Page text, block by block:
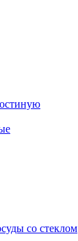
со стеклом